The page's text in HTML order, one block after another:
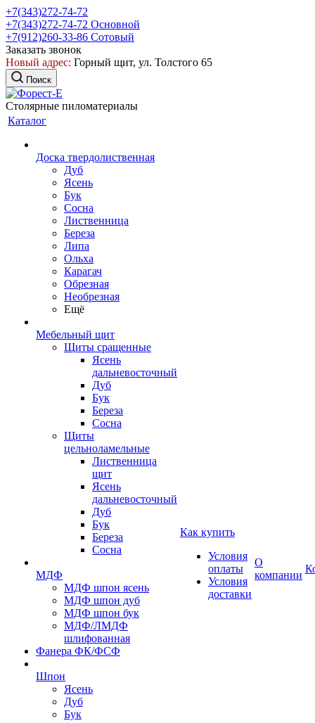
+7(343)272-74-72
+7(343)272-74-72 Основной
+7(912)260-33-86 Сотовый
Заказать звонок
Новый адрес: Горный щит, ул. Толстого 65
Поиск
Столярные пиломатериалы
Каталог
Доска твердолиственная
Дуб
Ясень
Бук
Сосна
Лиственница
Береза
Липа
Ольха
Карагач
Обрезная
Необрезная
Ещё
Мебельный щит
Щиты сращенные
Ясень
дальневосточный
Дуб
Бук
Береза
Сосна
Щиты
цельноламельные
Лиственница
щит
Ясень
дальневосточный
Дуб
Бук
Береза
Сосна
МДФ
МДФ шпон ясень
МДФ шпон дуб
МДФ шпон бук
МДФ/ЛМДФ
шлифованная
Фанера ФК/ФСФ
Шпон
Ясень
Дуб
Бук
Как купить
Условия
оплаты
Условия
доставки
О
компании